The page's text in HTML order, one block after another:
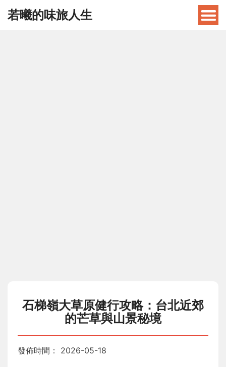
若曦的味旅人生
石梯嶺大草原健行攻略：台北近郊
的芒草與山景秘境
發佈時間： 2026-05-18